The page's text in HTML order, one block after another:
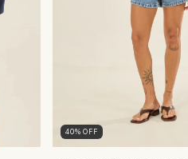
40% OFF